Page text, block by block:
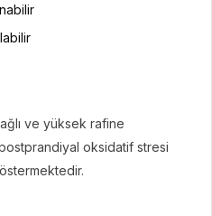
ve yüksek rafine
oksidatif stresi